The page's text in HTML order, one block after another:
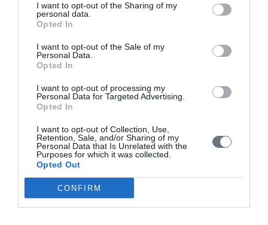
I want to opt-out of the Sharing of my
personal data.
Opted In
I want to opt-out of the Sale of my
Personal Data.
Opted In
I want to opt-out of processing my
Personal Data for Targeted Advertising.
Opted In
I want to opt-out of Collection, Use,
Retention, Sale, and/or Sharing of my
Personal Data that Is Unrelated with the
Purposes for which it was collected.
Opted Out
CONFIRM
ΝΟΣΗΛΕΥΤΙΚΗ ΦΡΟΝΤΙΔΑ ΣΤΟΝ ΜΕΤΕΓΧΕΙΡΗΤΙΚΟ ΠΟΝΟ ΜΕ
ΤΗ ΧΡΗΣΗ ΕΝΑΛΛΑΚΤΙΚΩΝ ΚΑΙ ΣΥΜΠΛΗΡΩΜΑΤΙΚΩΝ
Σάββατο, 1 Ιουλίου 2023
Εισαγωγή: Η μετεγχειρητική νοσηλευτική φροντίδα και διαχείριση
του πόνου είναι σημαντική για την πρόληψη ανεπι-θύμητων
εκβάσεων. Οι νοσηλευτές διαδραματίζουν σημαντικό ρόλο στην
παροχή συμβουλών και καθοδήγησης των ασθενών σχετικά με τα
αποτελέσματα θεραπειών όπως η χρήση συμπληρωματικής και
της εφαρμογής τους. Σκοπός: Στην παρούσα
Τόμοι/Τεύχη/ Τόμος 10 (2021)/Τεύχος 2 Απρίλιος - Ιούνιος 2021
ΠΑΡΑΓΟΝΤΕΣ ΤΗΣ ΟΙΚΟΓΕΝΕΙΑΚΗΣ ΕΠΙΒΑΡΥΝΣΗΣ ΣΤΗ
ΣΧΙΖΟΦΡΕΝΕΙΑ